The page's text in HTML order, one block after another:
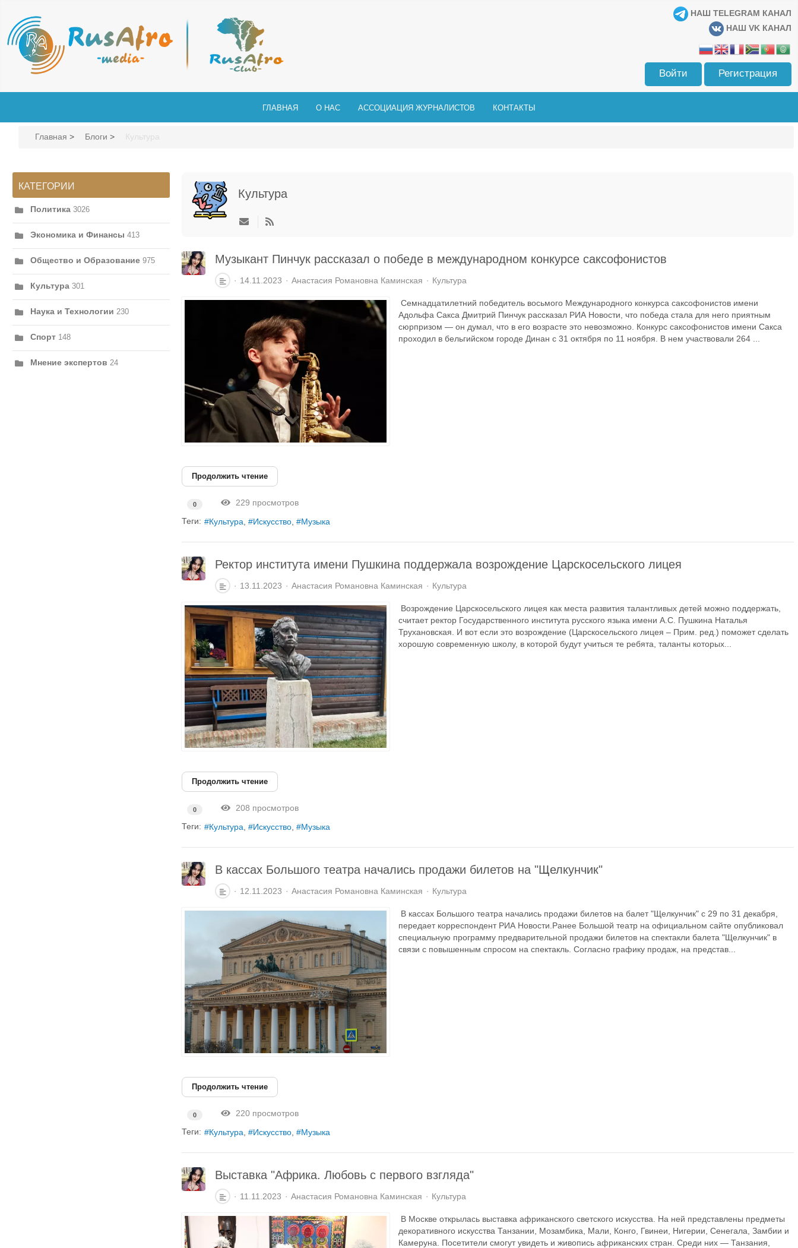
НАШ TELEGRAM КАНАЛ
НАШ VK КАНАЛ
Войти Регистрация
ГЛАВНАЯ О НАС АССОЦИАЦИЯ ЖУРНАЛИСТОВ КОНТАКТЫ
Главная > Блоги > Культура
КАТЕГОРИИ
Политика 3026
Экономика и Финансы 413
Общество и Образование 975
Культура 301
Наука и Технологии 230
Спорт 148
Мнение экспертов 24
Культура
Музыкант Пинчук рассказал о победе в международном конкурсе саксофонистов
14.11.2023 Анастасия Романовна Каминская Культура
Семнадцатилетний победитель восьмого Международного конкурса саксофонистов имени
Адольфа Сакса Дмитрий Пинчук рассказал РИА Новости, что победа стала для него приятным
сюрпризом — он думал, что в его возрасте это невозможно. Конкурс саксофонистов имени Сакса
проходил в бельгийском городе Динан с 31 октября по 11 ноября. В нем участвовали 264 ...
Продолжить чтение
0
229 просмотров
Теги:
Культура Искусство Музыка
Ректор института имени Пушкина поддержала возрождение Царскосельского лицея
13.11.2023 Анастасия Романовна Каминская Культура
Возрождение Царскосельского лицея как места развития талантливых детей можно поддержать,
считает ректор Государственного института русского языка имени А.С. Пушкина Наталья
Трухановская. И вот если это возрождение (Царскосельского лицея – Прим. ред.) поможет сделать
хорошую современную школу, в которой будут учиться те ребята, таланты которых...
Продолжить чтение
0
208 просмотров
Теги:
Культура Искусство Музыка
В кассах Большого театра начались продажи билетов на "Щелкунчик"
12.11.2023 Анастасия Романовна Каминская Культура
В кассах Большого театра начались продажи билетов на балет "Щелкунчик" с 29 по 31 декабря,
передает корреспондент РИА Новости.Ранее Большой театр на официальном сайте опубликовал
специальную программу предварительной продажи билетов на спектакли балета "Щелкунчик" в
связи с повышенным спросом на спектакль. Согласно графику продаж, на представ...
Продолжить чтение
0
220 просмотров
Теги:
Культура Искусство Музыка
Выставка "Африка. Любовь с первого взгляда"
11.11.2023 Анастасия Романовна Каминская Культура
В Москве открылась выставка африканского светского искусства. На ней представлены предметы
декоративного искусства Танзании, Мозамбика, Мали, Конго, Гвинеи, Нигерии, Сенегала, Замбии и
Камеруна. Посетители смогут увидеть и живопись африканских стран. Среди них — Танзания,